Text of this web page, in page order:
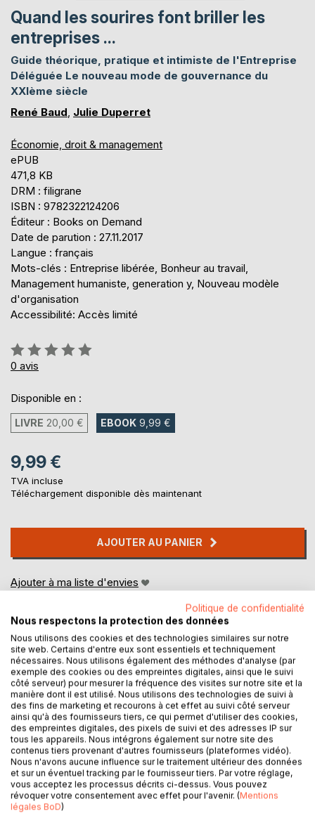
Quand les sourires font briller les
entreprises ...
Guide théorique, pratique et intimiste de l'Entreprise
Déléguée Le nouveau mode de gouvernance du
XXIème siècle
René Baud, Julie Duperret
Économie, droit & management
ePUB
471,8 KB
DRM : filigrane
ISBN : 9782322124206
Éditeur : Books on Demand
Date de parution : 27.11.2017
Langue : français
Mots-clés : Entreprise libérée, Bonheur au travail,
Management humaniste, generation y, Nouveau modèle
d'organisation
Accessibilité: Accès limité
Évaluation:
0%
0 avis
Disponible en :
LIVRE 20,00 € EBOOK 9,99 €
9,99 €
TVA incluse
Téléchargement disponible dès maintenant
AJOUTER AU PANIER
Ajouter à ma liste d'envies
DESCRIPTION
Facile à lire, ce "guide" théorique, pratique et intimiste
s'appuie sur certaines réalités du monde du travail vécues
par les auteurs ou entendues lors de leurs coachings. Il
vient consolider cette nouvelle vague d'entreprises qui
intrigue, intéresse voire passionne de plus en plus de
Politique de confidentialité
Nous respectons la protection des données
Nous utilisons des cookies et des technologies similaires sur notre
site web. Certains d'entre eux sont essentiels et techniquement
nécessaires. Nous utilisons également des méthodes d'analyse (par
exemple des cookies ou des empreintes digitales, ainsi que le suivi
côté serveur) pour mesurer la fréquence des visites sur notre site et la
manière dont il est utilisé. Nous utilisons des technologies de suivi à
des fins de marketing et recourons à cet effet au suivi côté serveur
ainsi qu'à des fournisseurs tiers, ce qui permet d'utiliser des cookies,
des empreintes digitales, des pixels de suivi et des adresses IP sur
tous les appareils. Nous intégrons également sur notre site des
contenus tiers provenant d'autres fournisseurs (plateformes vidéo).
Nous n'avons aucune influence sur le traitement ultérieur des données
et sur un éventuel tracking par le fournisseur tiers. Par votre réglage,
vous acceptez les processus décrits ci-dessus. Vous pouvez
révoquer votre consentement avec effet pour l'avenir. (Mentions
légales BoD)